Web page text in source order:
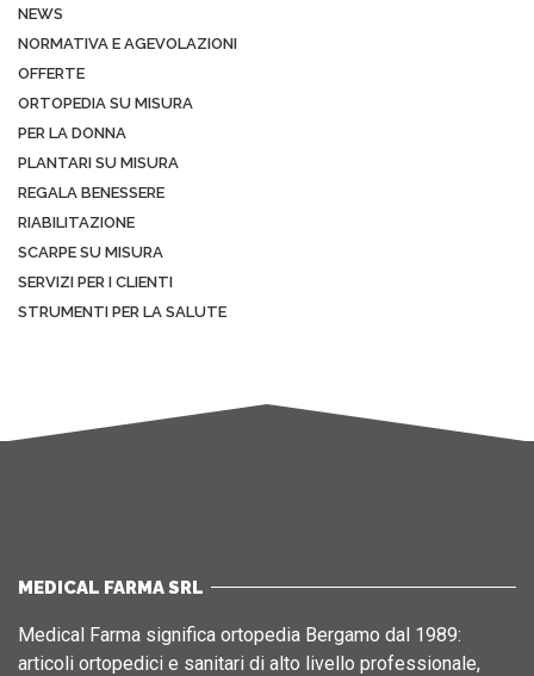
NEWS
NORMATIVA E AGEVOLAZIONI
OFFERTE
ORTOPEDIA SU MISURA
PER LA DONNA
PLANTARI SU MISURA
REGALA BENESSERE
RIABILITAZIONE
SCARPE SU MISURA
SERVIZI PER I CLIENTI
STRUMENTI PER LA SALUTE
MEDICAL FARMA SRL
Medical Farma significa ortopedia Bergamo dal 1989:
articoli ortopedici e sanitari di alto livello professionale,